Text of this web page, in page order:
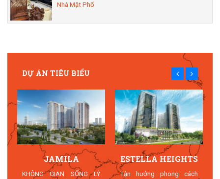
Nhà Mặt Phố
DỰ ÁN TIÊU BIỂU
JAMILA
KHÔNG GIAN SỐNG LÝ
ESTELLA HEIGHTS
Tận hưởng phong cách